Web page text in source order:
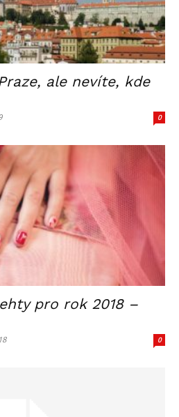
ale nevíte, kde
0
pro rok 2018 –
0